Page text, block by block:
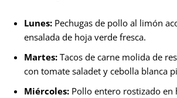
Lunes: Pechugas de pollo al limón
ensalada de hoja verde fresca.
Martes: Tacos de carne molida de
con tomate saladet y cebolla blanca
Miércoles: Pollo entero rostizado en